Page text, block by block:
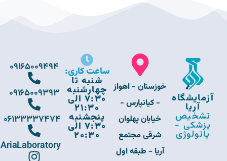
آزمایشگاه
آریا
تشخیص
پزشکی -
پاتولوژی
خوزستان - اهواز
- کیانپارس -
خیابان پهلوان
شرقی مجتمع
آریا - طبقه اول
ساعت کاری:
شنبه تا
چهارشنبه
7:30 الی
21:30
پنجشنبه
7:30 الی
20:30
09165009494
09165009393
06133337474
AriaLaboratory